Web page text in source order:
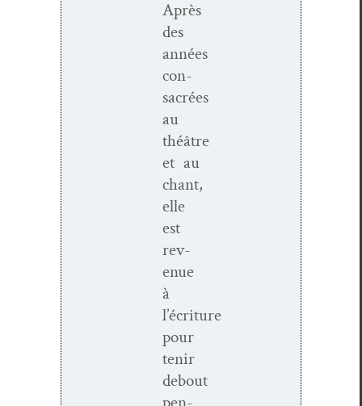
Après
des
années
con­
sacrées
au
théâtre
et au
chant,
elle
est
rev­
enue
à
l’écriture
pour
tenir
debout